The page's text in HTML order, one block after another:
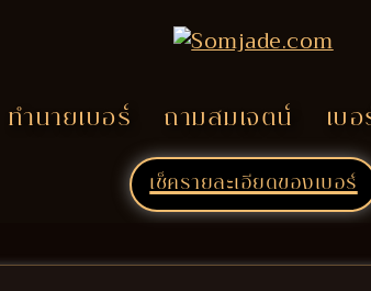
ทำนายเบอร์ ถามสมเจตน์ เบ
เช็ครายละเอียดของเบอร์